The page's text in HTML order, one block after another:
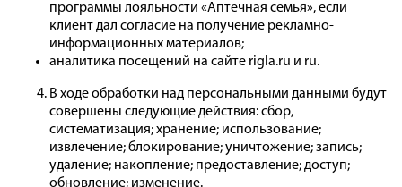
программы лояльности «Аптечная семья», если
клиент дал согласие на получение рекламно-
информационных материалов;
аналитика посещений на сайте rigla.ru и ru.
В ходе обработки над персональными данными будут
совершены следующие действия: сбор,
систематизация; хранение; использование;
извлечение; блокирование; уничтожение; запись;
удаление; накопление; предоставление; доступ;
обновление; изменение.